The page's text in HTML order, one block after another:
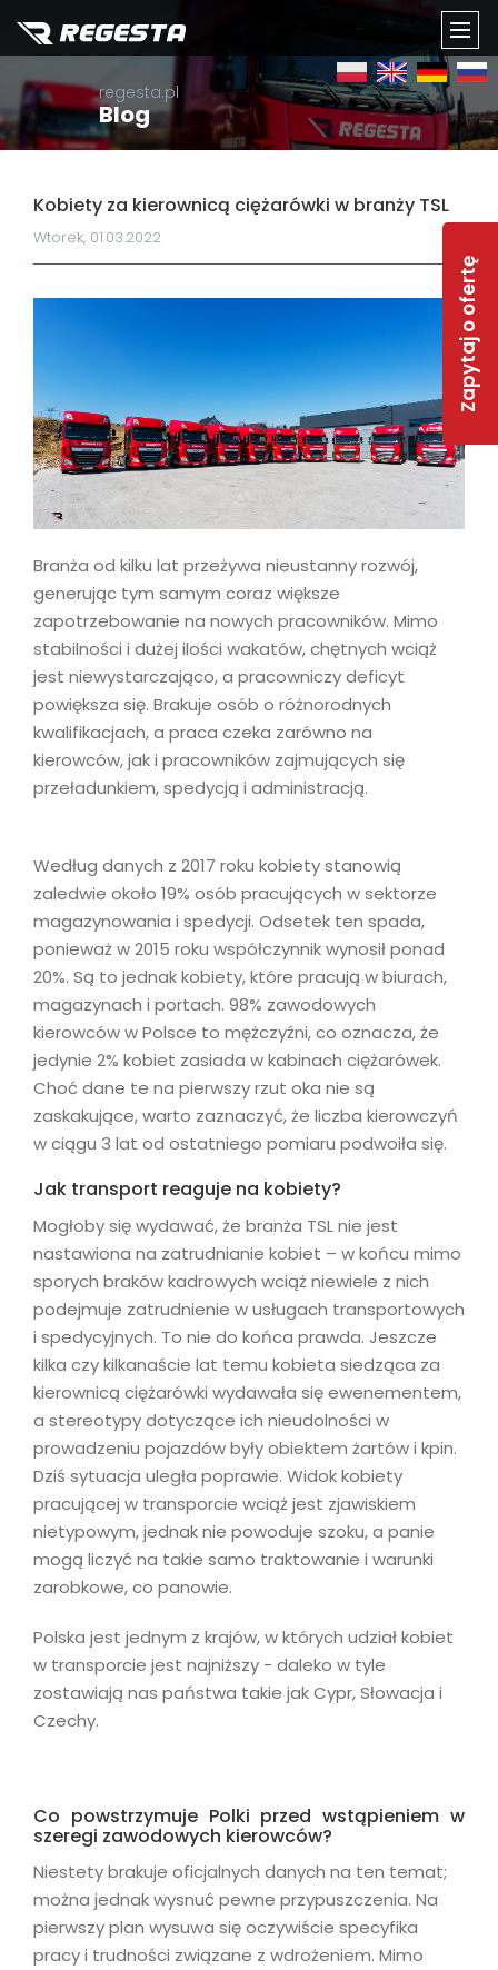
Zapytaj o ofertę
regesta.pl
Blog
Kobiety za kierownicą ciężarówki w branży TSL
Wtorek, 01.03.2022
Branża od kilku lat przeżywa nieustanny rozwój,
generując tym samym coraz większe
zapotrzebowanie na nowych pracowników. Mimo
stabilności i dużej ilości wakatów, chętnych wciąż
jest niewystarczająco, a pracowniczy deficyt
powiększa się. Brakuje osób o różnorodnych
kwalifikacjach, a praca czeka zarówno na
kierowców, jak i pracowników zajmujących się
przeładunkiem, spedycją i administracją.
Według danych z 2017 roku kobiety stanowią
zaledwie około 19% osób pracujących w sektorze
magazynowania i spedycji. Odsetek ten spada,
ponieważ w 2015 roku współczynnik wynosił ponad
20%. Są to jednak kobiety, które pracują w biurach,
magazynach i portach. 98% zawodowych
kierowców w Polsce to mężczyźni, co oznacza, że
jedynie 2% kobiet zasiada w kabinach ciężarówek.
Choć dane te na pierwszy rzut oka nie są
zaskakujące, warto zaznaczyć, że liczba kierowczyń
w ciągu 3 lat od ostatniego pomiaru podwoiła się.
Jak transport reaguje na kobiety?
Mogłoby się wydawać, że branża TSL nie jest
nastawiona na zatrudnianie kobiet – w końcu mimo
sporych braków kadrowych wciąż niewiele z nich
podejmuje zatrudnienie w usługach transportowych
i spedycyjnych. To nie do końca prawda. Jeszcze
kilka czy kilkanaście lat temu kobieta siedząca za
kierownicą ciężarówki wydawała się ewenementem,
a stereotypy dotyczące ich nieudolności w
prowadzeniu pojazdów były obiektem żartów i kpin.
Dziś sytuacja uległa poprawie. Widok kobiety
pracującej w transporcie wciąż jest zjawiskiem
nietypowym, jednak nie powoduje szoku, a panie
mogą liczyć na takie samo traktowanie i warunki
zarobkowe, co panowie.
Polska jest jednym z krajów, w których udział kobiet
w transporcie jest najniższy - daleko w tyle
zostawiają nas państwa takie jak Cypr, Słowacja i
Czechy.
Co powstrzymuje Polki przed wstąpieniem w
szeregi zawodowych kierowców?
Niestety brakuje oficjalnych danych na ten temat;
można jednak wysnuć pewne przypuszczenia. Na
pierwszy plan wysuwa się oczywiście specyfika
pracy i trudności związane z wdrożeniem. Mimo